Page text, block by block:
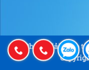
"An Phú – Giải pháp